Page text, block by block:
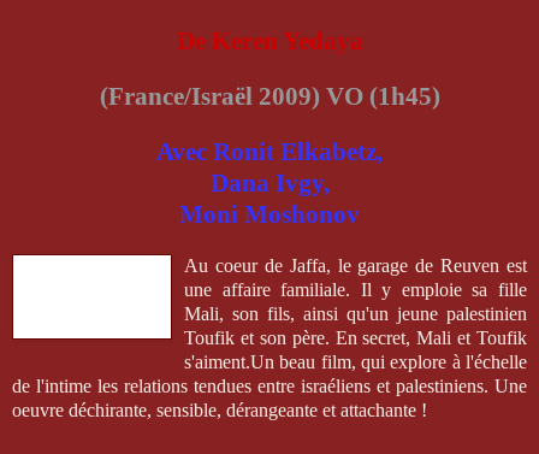
De Keren Yedaya
(France/Israël 2009) VO (1h45)
Avec Ronit Elkabetz,
Dana Ivgy,
Moni Moshonov
Au coeur de Jaffa, le garage de Reuven est
une affaire familiale. Il y emploie sa fille
Mali, son fils, ainsi qu'un jeune palestinien
Toufik et son père. En secret, Mali et Toufik
s'aiment.Un beau film, qui explore à l'échelle
de l'intime les relations tendues entre israéliens et palestiniens. Une
oeuvre déchirante, sensible, dérangeante et attachante !